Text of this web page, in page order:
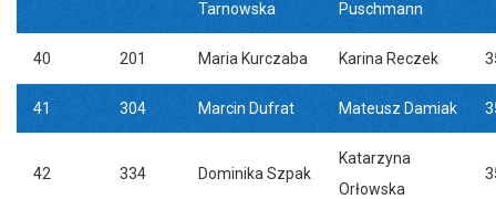
Tarnowska
Puschmann
40 201 Maria Kurczaba Karina Reczek
41 304 Marcin Dufrat Mateusz Damiak
42 334 Dominika Szpak
Katarzyna
Orłowska